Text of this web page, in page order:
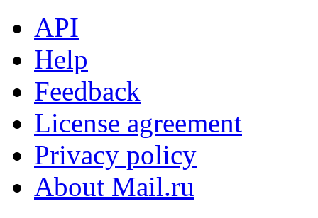
API
Help
Feedback
License agreement
Privacy policy
About Mail.ru